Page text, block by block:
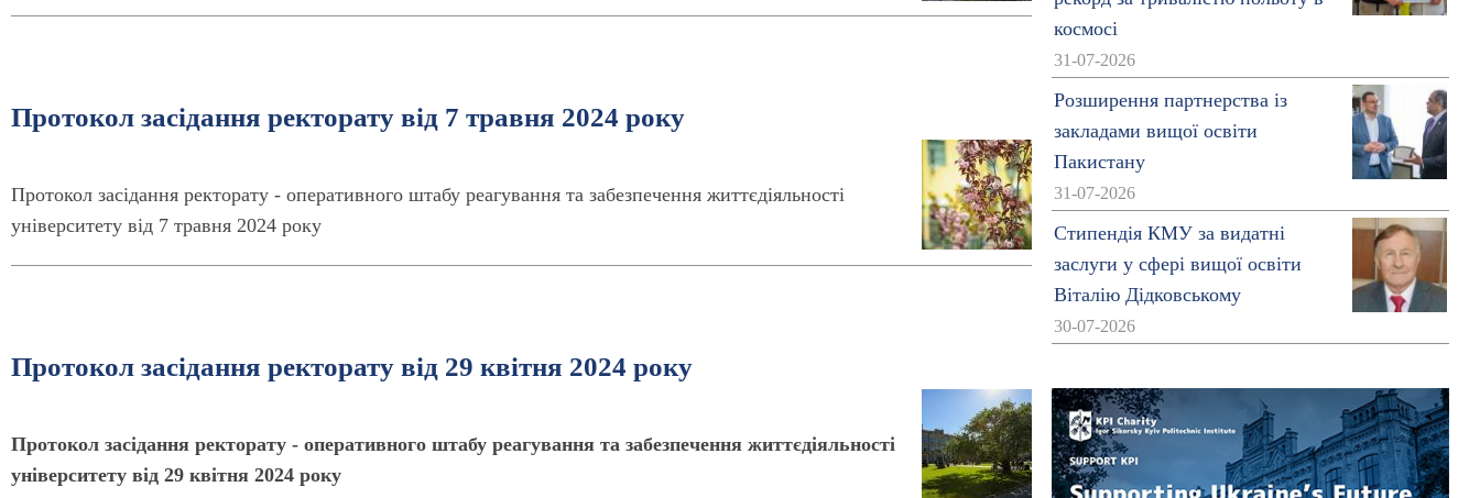
Протокол засідання ректорату від 7 травня 2024 року
Протокол засідання ректорату - оперативного штабу реагування та забезпечення життєдіяльності
університету від 7 травня 2024 року
Протокол засідання ректорату від 29 квітня 2024 року
Протокол засідання ректорату - оперативного штабу реагування та забезпечення життєдіяльності
університету від 29 квітня 2024 року
космосі
31-07-2026
Розширення партнерства із
закладами вищої освіти
Пакистану
31-07-2026
Стипендія КМУ за видатні
заслуги у сфері вищої освіти
Віталію Дідковському
30-07-2026